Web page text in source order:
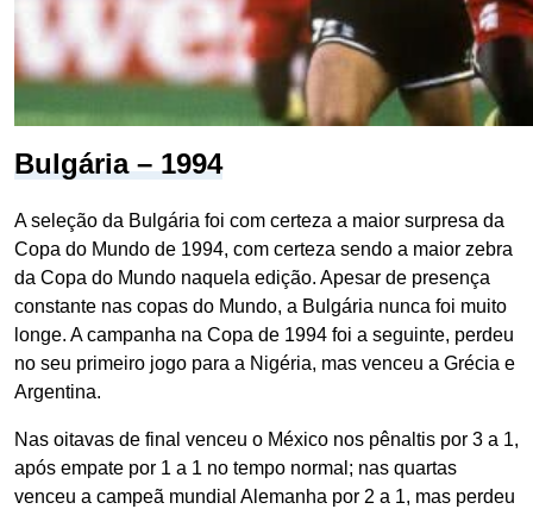
Bulgária – 1994
A seleção da Bulgária foi com certeza a maior surpresa da
Copa do Mundo de 1994, com certeza sendo a maior zebra
da Copa do Mundo naquela edição. Apesar de presença
constante nas copas do Mundo, a Bulgária nunca foi muito
longe. A campanha na Copa de 1994 foi a seguinte, perdeu
no seu primeiro jogo para a Nigéria, mas venceu a Grécia e
Argentina.
Nas oitavas de final venceu o México nos pênaltis por 3 a 1,
após empate por 1 a 1 no tempo normal; nas quartas
venceu a campeã mundial Alemanha por 2 a 1, mas perdeu